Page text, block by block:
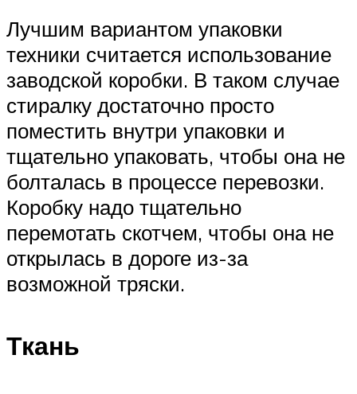
Лучшим вариантом упаковки
техники считается использование
заводской коробки. В таком случае
стиралку достаточно просто
поместить внутри упаковки и
тщательно упаковать, чтобы она не
болталась в процессе перевозки.
Коробку надо тщательно
перемотать скотчем, чтобы она не
открылась в дороге из-за
возможной тряски.
Ткань